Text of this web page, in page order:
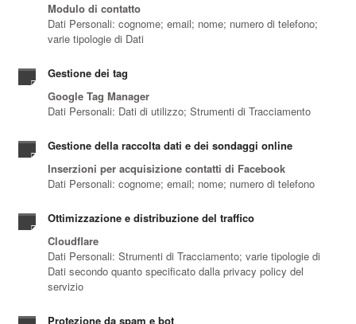
Modulo di contatto
Dati Personali: cognome; email; nome; numero di telefono;
varie tipologie di Dati
Gestione dei tag
Google Tag Manager
Dati Personali: Dati di utilizzo; Strumenti di Tracciamento
Gestione della raccolta dati e dei sondaggi online
Inserzioni per acquisizione contatti di Facebook
Dati Personali: cognome; email; nome; numero di telefono
Ottimizzazione e distribuzione del traffico
Cloudflare
Dati Personali: Strumenti di Tracciamento; varie tipologie di
Dati secondo quanto specificato dalla privacy policy del
servizio
Protezione da spam e bot